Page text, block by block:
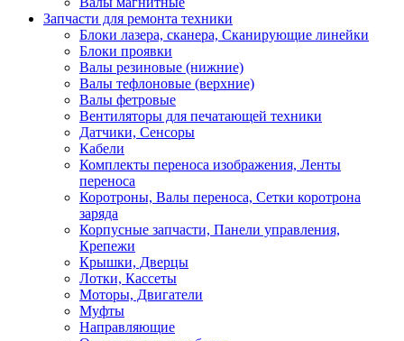
Запчасти для ремонта техники
Блоки лазера, сканера, Сканирующие линейки
Блоки проявки
Валы резиновые (нижние)
Валы тефлоновые (верхние)
Валы фетровые
Вентиляторы для печатающей техники
Датчики, Сенсоры
Кабели
Комплекты переноса изображения, Ленты
переноса
Коротроны, Валы переноса, Сетки коротрона
заряда
Корпусные запчасти, Панели управления,
Крепежи
Крышки, Дверцы
Лотки, Кассеты
Моторы, Двигатели
Муфты
Направляющие